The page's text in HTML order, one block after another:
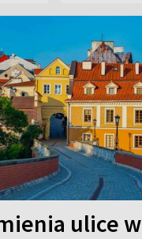
ulice w